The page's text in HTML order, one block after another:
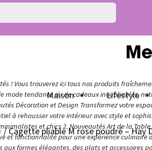
! Vous trouverez ici tous nos produits
mode tendance ou de cadeaux inoubliables,
Décoration et Design Transformez votre
à rehausser votre intérieur avec style et
et chics 2. Nouveautés Art de la
et fonctionnalité pour une expérience culinaire
aux formes élégantes, des plats et accessoires
Maison Lifestyle
/ Cagette pliable M rose poudré – Hay